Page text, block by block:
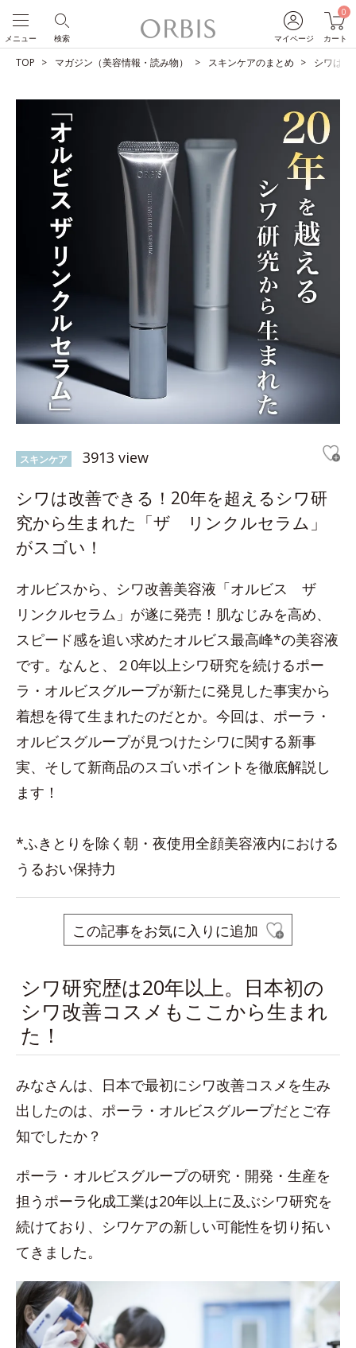
マイページ
0
カート
検索
メニュー
TOP マガジン（美容情報・読み物） スキンケアのまとめ シワは
スキンケア 3913 view
シワは改善できる！20年を超えるシワ研
究から生まれた「ザ リンクルセラム」
がスゴい！
オルビスから、シワ改善美容液「オルビス ザ
リンクルセラム」が遂に発売！肌なじみを高め、
スピード感を追い求めたオルビス最高峰*の美容液
です。なんと、２0年以上シワ研究を続けるポー
ラ・オルビスグループが新たに発見した事実から
着想を得て生まれたのだとか。今回は、ポーラ・
オルビスグループが見つけたシワに関する新事
実、そして新商品のスゴいポイントを徹底解説し
ます！
*ふきとりを除く朝・夜使用全顔美容液内における
うるおい保持力
この記事をお気に入りに追加
シワ研究歴は20年以上。日本初の
シワ改善コスメもここから生まれ
た！
みなさんは、日本で最初にシワ改善コスメを生み
出したのは、ポーラ・オルビスグループだとご存
知でしたか？
ポーラ・オルビスグループの研究・開発・生産を
担うポーラ化成工業は20年以上に及ぶシワ研究を
続けており、シワケアの新しい可能性を切り拓い
てきました。